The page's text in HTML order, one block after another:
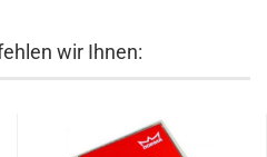
wir Ihnen: